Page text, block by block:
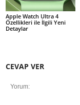
Apple Watch Ultra 4
Özellikleri ile İlgili Yeni
Detaylar
CEVAP VER